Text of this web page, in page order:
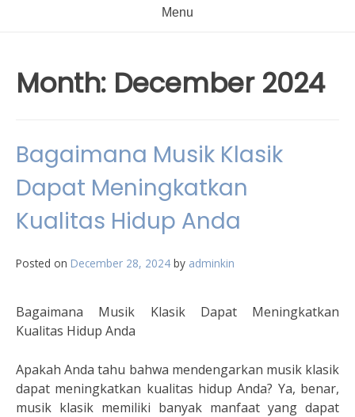
Menu
Month: December 2024
Bagaimana Musik Klasik
Dapat Meningkatkan
Kualitas Hidup Anda
Posted on December 28, 2024 by adminkin
Bagaimana Musik Klasik Dapat Meningkatkan
Kualitas Hidup Anda
Apakah Anda tahu bahwa mendengarkan musik klasik
dapat meningkatkan kualitas hidup Anda? Ya, benar,
musik klasik memiliki banyak manfaat yang dapat